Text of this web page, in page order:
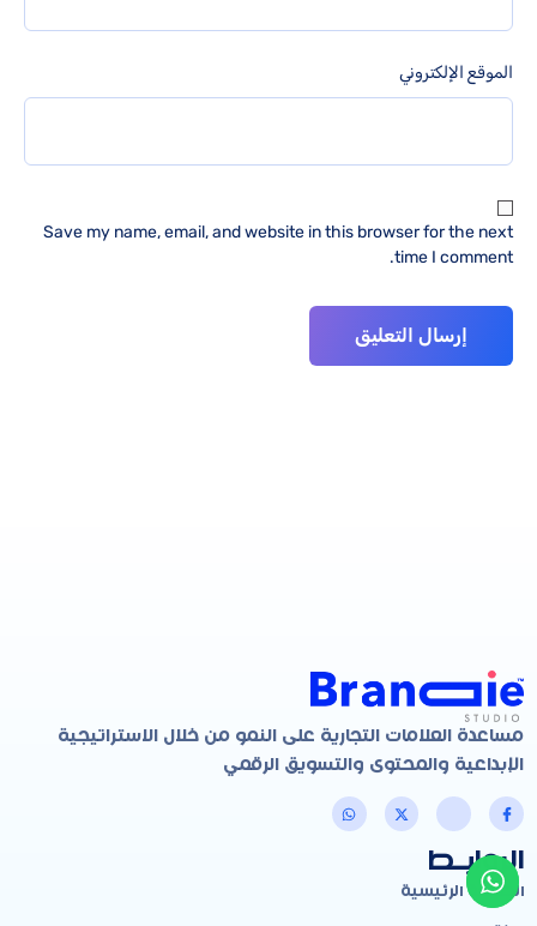
الموقع الإلكتروني
Save my name, email, and website in this browser for the next
time I comment.
مساعدة العلامات التجارية على النمو من خلال الاستراتيجية
الإبداعية والمحتوى والتسويق الرقمي
الروابـط
الصفحة الرئيسية